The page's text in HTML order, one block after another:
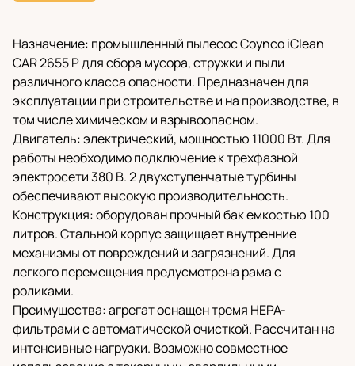
Назначение: промышленный пылесос Coynco iClean
CAR 2655 P для сбора мусора, стружки и пыли
различного класса опасности. Предназначен для
эксплуатации при строительстве и на производстве, в
том числе химическом и взрывоопасном.
Двигатель: электрический, мощностью 11000 Вт. Для
работы необходимо подключение к трехфазной
электросети 380 В. 2 двухступенчатые турбины
обеспечивают высокую производительность.
Конструкция: оборудован прочный бак емкостью 100
литров. Стальной корпус защищает внутренние
механизмы от повреждений и загрязнений. Для
легкого перемещения предусмотрена рама с
роликами.
Преимущества: агрегат оснащен тремя HEPA-
фильтрами с автоматической очисткой. Рассчитан на
интенсивные нагрузки. Возможно совместное